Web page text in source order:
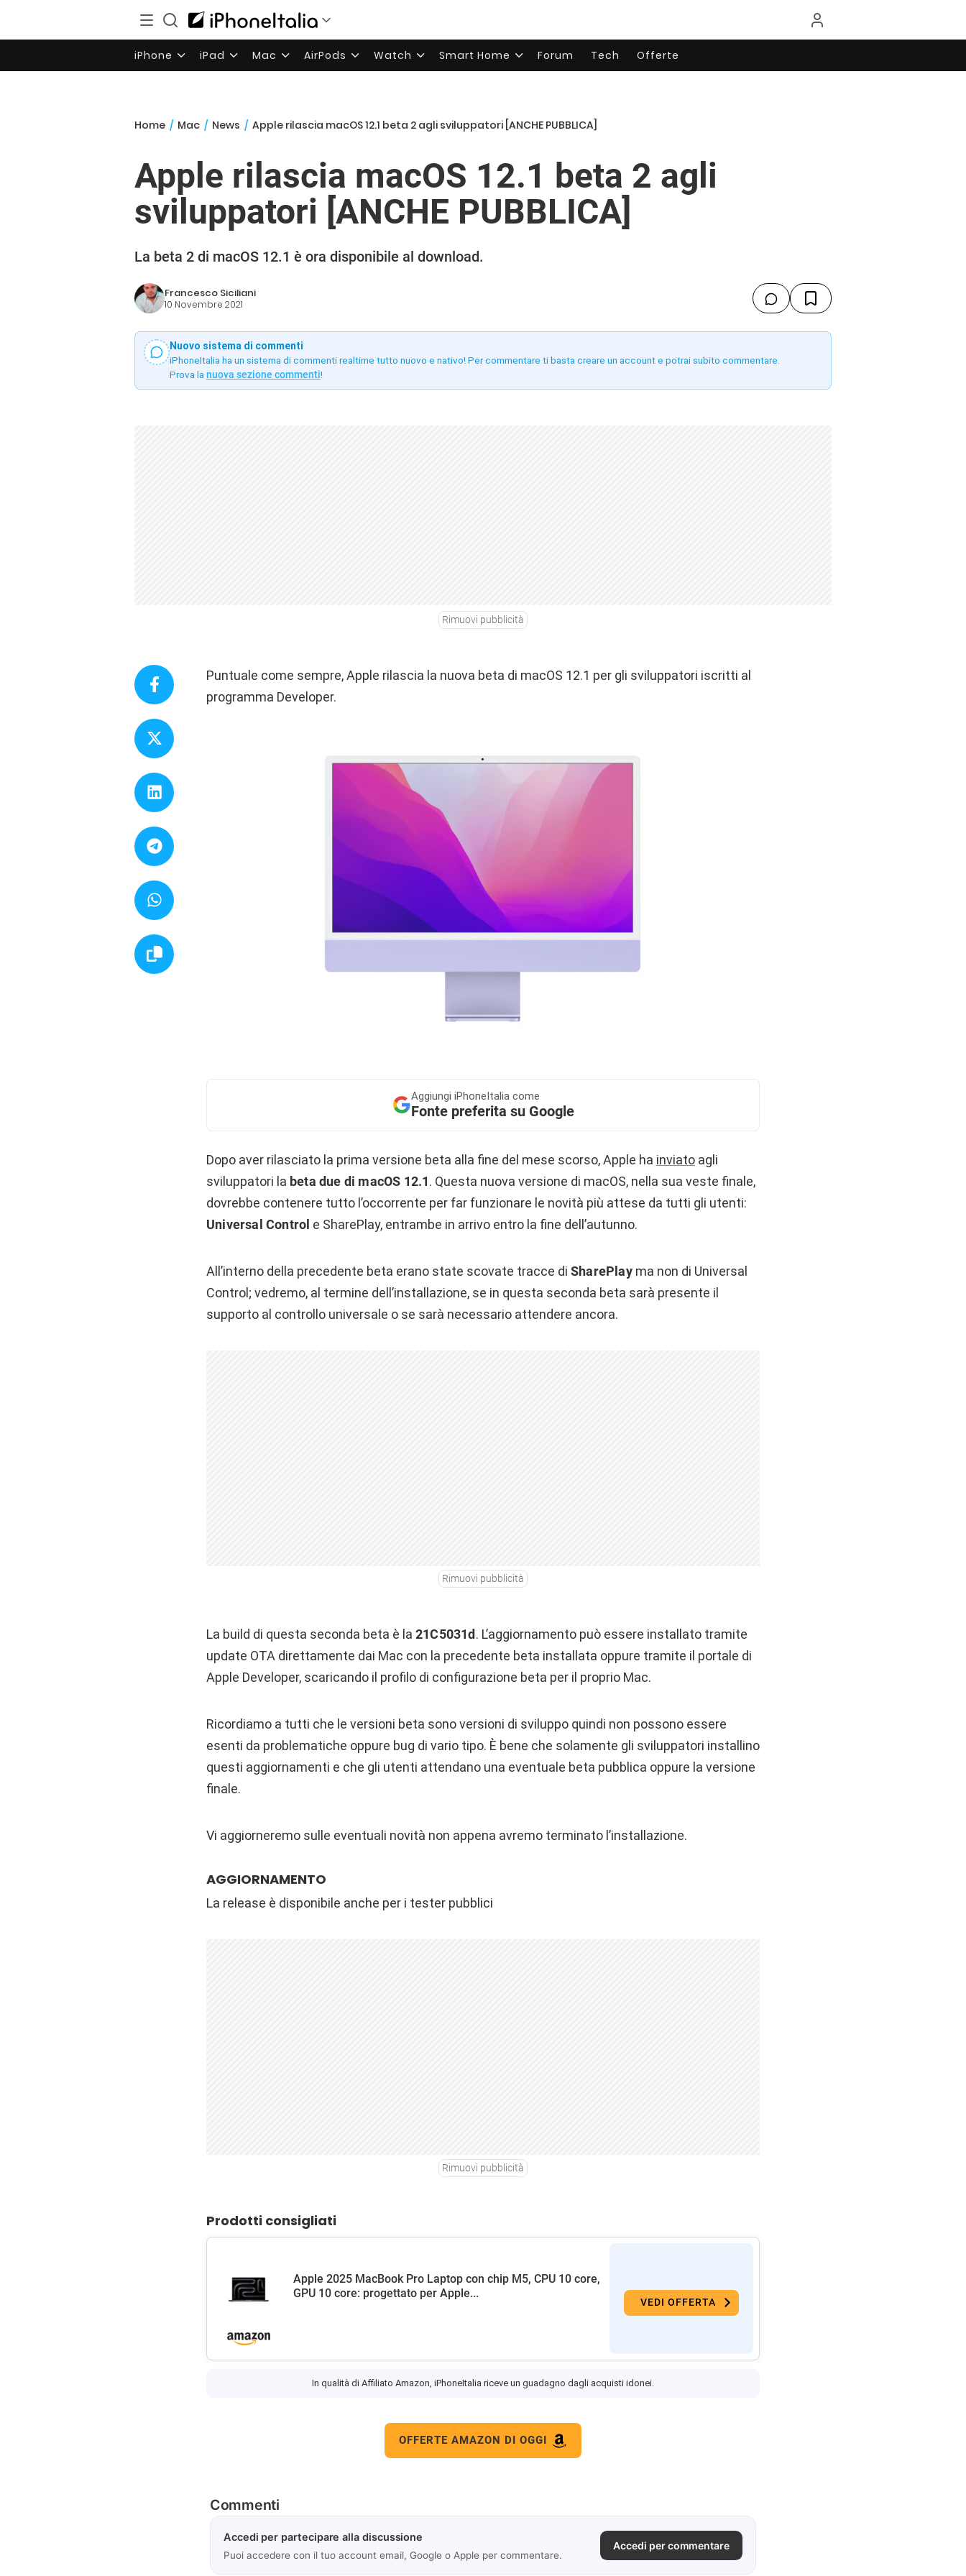
iPhone iPad Mac AirPods Watch Smart Home Forum Tech Offerte
Home / Mac / News / Apple rilascia macOS 12.1 beta 2 agli sviluppatori [ANCHE PUBBLICA]
Apple rilascia macOS 12.1 beta 2 agli
sviluppatori [ANCHE PUBBLICA]
La beta 2 di macOS 12.1 è ora disponibile al download.
Francesco Siciliani
10 Novembre 2021
Nuovo sistema di commenti
iPhoneItalia ha un sistema di commenti realtime tutto nuovo e nativo! Per commentare ti basta creare un account e potrai subito commentare.
Prova la nuova sezione commenti!
Rimuovi pubblicità
Puntuale come sempre, Apple rilascia la nuova beta di macOS 12.1 per gli sviluppatori iscritti al
programma Developer.
Aggiungi iPhoneItalia come
Fonte preferita su Google
Dopo aver rilasciato la prima versione beta alla fine del mese scorso, Apple ha inviato agli
sviluppatori la beta due di macOS 12.1. Questa nuova versione di macOS, nella sua veste finale,
dovrebbe contenere tutto l’occorrente per far funzionare le novità più attese da tutti gli utenti:
Universal Control e SharePlay, entrambe in arrivo entro la fine dell’autunno.
All’interno della precedente beta erano state scovate tracce di SharePlayma non di Universal
Control; vedremo, al termine dell’installazione, se in questa seconda beta sarà presente il
supporto al controllo universale o se sarà necessario attendere ancora.
Rimuovi pubblicità
La build di questa seconda beta è la 21C5031d . L’aggiornamento può essere installato tramite
update OTA direttamente dai Mac con la precedente beta installata oppure tramite il portale di
Apple Developer, scaricando il profilo di configurazione beta per il proprio Mac.
Ricordiamo a tutti che le versioni beta sono versioni di sviluppo quindi non possono essere
esenti da problematiche oppure bug di vario tipo. È bene che solamente gli sviluppatori installino
questi aggiornamenti e che gli utenti attendano una eventuale beta pubblica oppure la versione
finale.
Vi aggiorneremo sulle eventuali novità non appena avremo terminato l’installazione.
AGGIORNAMENTO
La release è disponibile anche per i tester pubblici
Rimuovi pubblicità
Prodotti consigliati
Apple 2025 MacBook Pro Laptop con chip M5, CPU 10 core,
GPU 10 core: progettato per Apple...
VEDI OFFERTA
In qualità di Affiliato Amazon, iPhoneItalia riceve un guadagno dagli acquisti idonei.
OFFERTE AMAZON DI OGGI
Commenti
Accedi per partecipare alla discussione
Puoi accedere con il tuo account email, Google o Apple per commentare.
Accedi per commentare